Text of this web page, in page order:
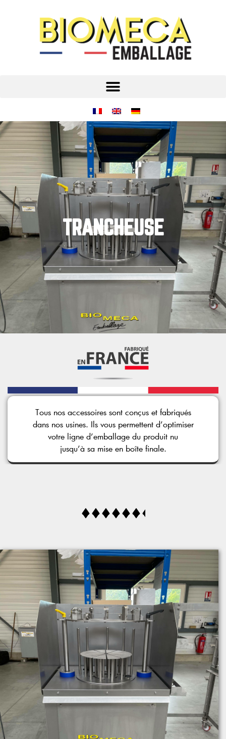
TRANCHEUSE
Tous nos accessoires sont conçus et fabriqués
dans nos usines. Ils vous permettent d’optimiser
votre ligne d’emballage du produit nu
jusqu’à sa mise en boîte finale.